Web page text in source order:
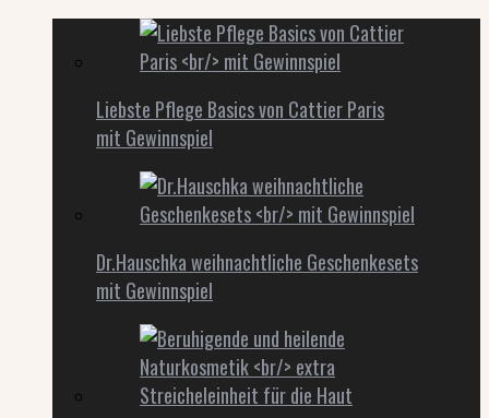
Liebste Pflege Basics von Cattier Paris
mit Gewinnspiel
Dr.Hauschka weihnachtliche Geschenkesets
mit Gewinnspiel